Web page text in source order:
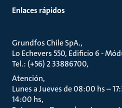
Enlaces rápidos
Grundfos Chile SpA.
Lo Echevers 550, Edificio 6 -
Tel.: (+56) 2 33886700
Atención
Lunes a Jueves de 08:00 hs –
14:00 hs